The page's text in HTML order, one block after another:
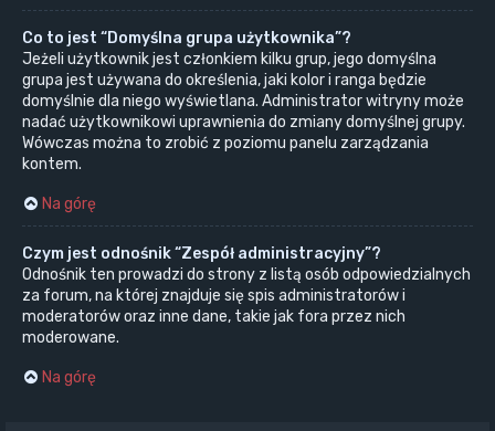
Co to jest “Domyślna grupa użytkownika”?
Jeżeli użytkownik jest członkiem kilku grup, jego domyślna
grupa jest używana do określenia, jaki kolor i ranga będzie
domyślnie dla niego wyświetlana. Administrator witryny może
nadać użytkownikowi uprawnienia do zmiany domyślnej grupy.
Wówczas można to zrobić z poziomu panelu zarządzania
kontem.
Na górę
Czym jest odnośnik “Zespół administracyjny”?
Odnośnik ten prowadzi do strony z listą osób odpowiedzialnych
za forum, na której znajduje się spis administratorów i
moderatorów oraz inne dane, takie jak fora przez nich
moderowane.
Na górę